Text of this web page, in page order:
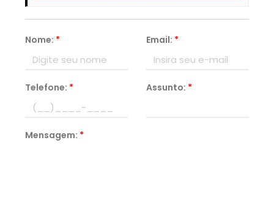
Nome: * Email: *
Telefone: * Assunto: *
Mensagem: *